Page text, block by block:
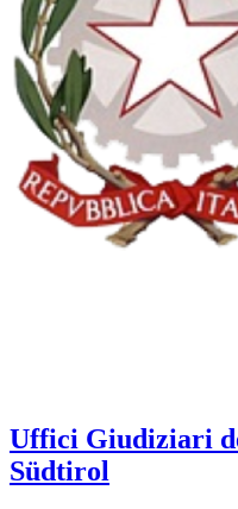
Uffici Giudiziari
Südtirol